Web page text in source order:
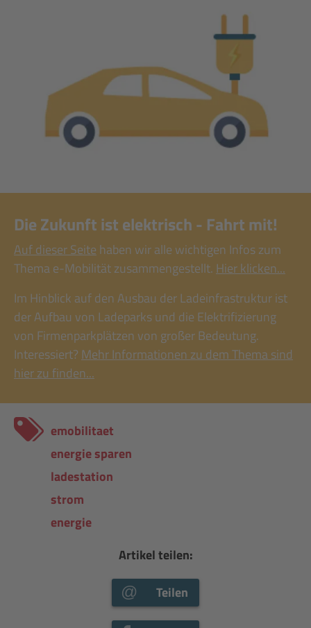
Die Zukunft ist elektrisch - Fahrt mit!
Auf dieser Seitehaben wir alle wichtigen Infos zum
Thema e-Mobilität zusammengestellt.Hier klicken...
Im Hinblick auf den Ausbau der Ladeinfrastruktur ist
der Aufbau von Ladeparks und die Elektrifizierung
von Firmenparkplätzen von großer Bedeutung.
Interessiert?Mehr Informationen zu dem Thema sind
hier zu finden...
emobilitaet
energie sparen
ladestation
strom
energie
Artikel teilen:
Teilen